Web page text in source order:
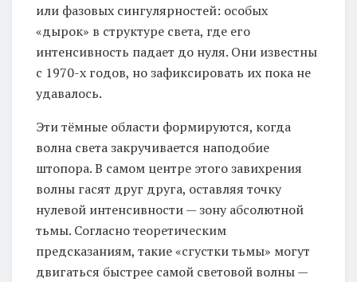
или фазовых сингулярностей: особых
«дырок» в структуре света, где его
интенсивность падает до нуля. Они известны
с 1970-х годов, но зафиксировать их пока не
удавалось.
Эти тёмные области формируются, когда
волна света закручивается наподобие
штопора. В самом центре этого завихрения
волны гасят друг друга, оставляя точку
нулевой интенсивности — зону абсолютной
тьмы. Согласно теоретическим
предсказаниям, такие «сгустки тьмы» могут
двигаться быстрее самой световой волны —